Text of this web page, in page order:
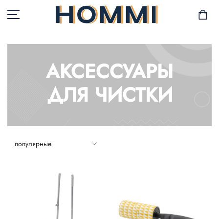
В НАЛИЧИИ
САД И БАЛКОН
ГОРШКИ И РАСТЕНИЯ
АКСЕССУАРЫ
ДЛЯ ЧИСТКИ